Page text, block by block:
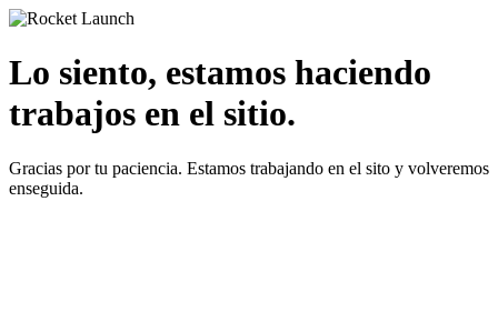
Lo siento, estamos haciendo
trabajos en el sitio.
Gracias por tu paciencia. Estamos trabajando en el sito y volveremos
enseguida.